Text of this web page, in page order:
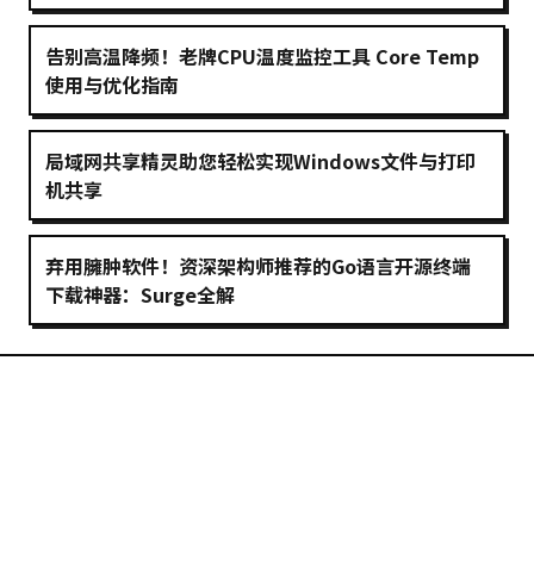
告别高温降频！老牌CPU温度监控工具 Core Temp
使用与优化指南
局域网共享精灵助您轻松实现Windows文件与打印
机共享
弃用臃肿软件！资深架构师推荐的Go语言开源终端
下载神器：Surge全解